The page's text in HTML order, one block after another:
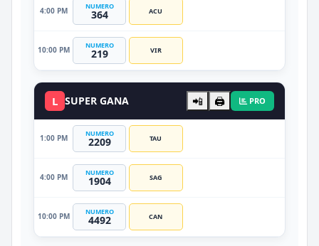
4:00 PM NUMERO
364 ACU
10:00 PM NUMERO
219 VIR
L SUPER GANA 📲 🖨️ PRO
1:00 PM NUMERO
2209 TAU
4:00 PM NUMERO
1904 SAG
10:00 PM NUMERO
4492 CAN